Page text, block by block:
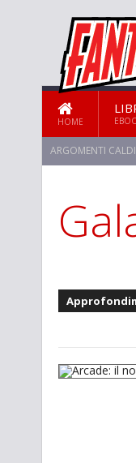
HOME
ARGOMENTI